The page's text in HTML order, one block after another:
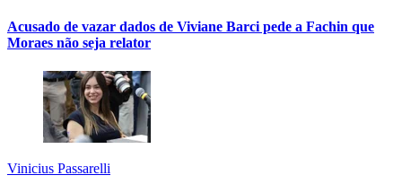
Acusado de vazar dados de Viviane Barci pede a Fachin que
Moraes não seja relator
Vinicius Passarelli